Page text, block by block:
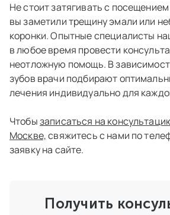
Не стоит затягивать с
вы заметили трещину эмали или
коронки. Опытные специалисты
в любое время провести
неотложную помощь. В
зубов врачи подбирают
лечения индивидуально для
Чтобызаписаться на
Москве,свяжитесь с нами по
заявку на сайте.
Получить